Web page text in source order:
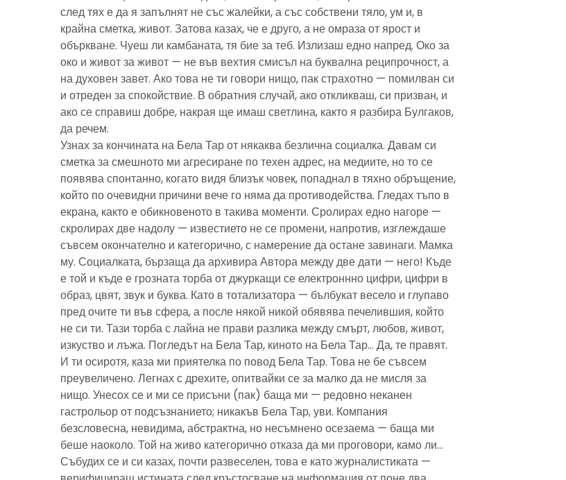
след тях е да я запълнят не със жалейки, а със собствени тяло, ум и, в
крайна сметка, живот. Затова казах, че е друго, а не омраза от ярост и
объркване. Чуеш ли камбаната, тя бие за теб. Излизаш едно напред. Око за
око и живот за живот — не във вехтия смисъл на буквална реципрочност, а
на духовен завет. Ако това не ти говори нищо, пак страхотно — помилван си
и отреден за спокойствие. В обратния случай, ако откликваш, си призван, и
ако се справиш добре, накрая ще имаш светлина, както я разбира Булгаков,
да речем.
Узнах за кончината на Бела Тар от някаква безлична социалка. Давам си
сметка за смешното ми агресиране по техен адрес, на медиите, но то се
появява спонтанно, когато видя близък човек, попаднал в тяхно обръщение,
който по очевидни причини вече го няма да противодейства. Гледах тъпо в
екрана, както е обикновеното в такива моменти. Сролирах едно нагоре —
скролирах две надолу — известието не се промени, напротив, изглеждаше
съвсем окончателно и категорично, с намерение да остане завинаги. Мамка
му. Социалката, бързаща да архивира Автора между две дати — него! Къде
е той и къде е грозната торба от джуркащи се електроннно цифри, цифри в
образ, цвят, звук и буква. Като в тотализатора — бълбукат весело и глупаво
пред очите ти във сфера, а после някой никой обявява печелившия, който
не си ти. Тази торба с лайна не прави разлика между смърт, любов, живот,
изкуство и лъжа. Погледът на Бела Тар, киното на Бела Тар… Да, те правят.
И ти осиротя, каза ми приятелка по повод Бела Тар. Това не бе съвсем
преувеличено. Легнах с дрехите, опитвайки се за малко да не мисля за
нищо. Унесох се и ми се присъни (пак) баща ми — редовно неканен
гастрольор от подсъзнанието; никакъв Бела Тар, уви. Компания
безсловесна, невидима, абстрактна, но несъмнено осезаема — баща ми
беше наоколо. Той на живо категорично отказа да ми проговори, камо ли…
Събудих се и си казах, почти развеселен, това е като журналистиката —